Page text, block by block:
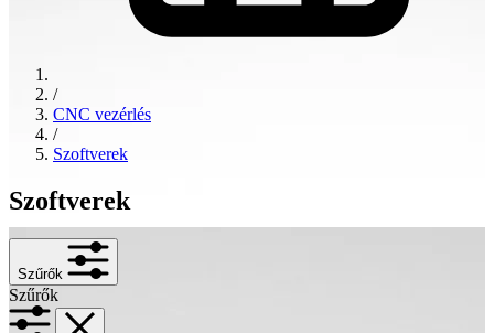
/
CNC vezérlés
/
Szoftverek
Szoftverek
Szűrők
Szűrők